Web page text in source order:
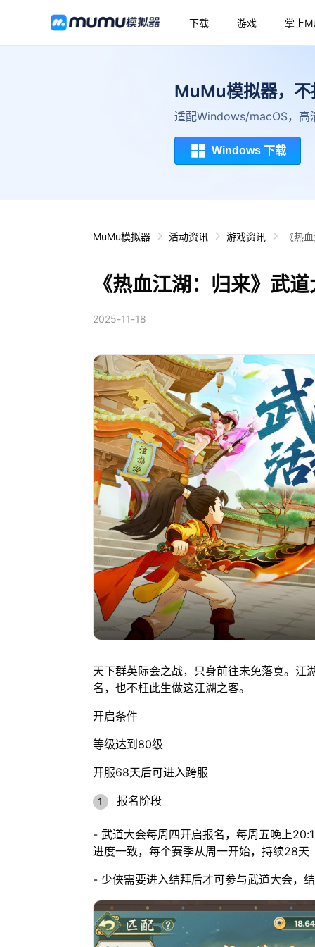
下载 游戏 掌上
MuMu模拟器，
适配Windows/macOS，高
Windows 下载
MuMu模拟器 活动资讯 游戏资讯 《热
《热血江湖：归来》武
2025-11-18
天下群英际会之战，只身前往未免落寞。江
名，也不枉此生做这江湖之客。
开启条件
等级达到80级
开服68天后可进入跨服
报名阶段
- 武道大会每周四开启报名，每周五晚上
进度一致，每个赛季从周一开始，持续28天
- 少侠需要进入结拜后才可参与武道大会，